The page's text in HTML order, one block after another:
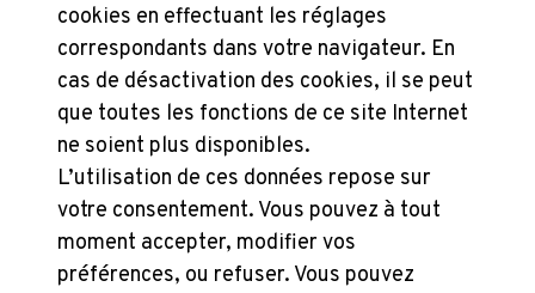
cookies en effectuant les réglages
correspondants dans votre navigateur. En
cas de désactivation des cookies, il se peut
que toutes les fonctions de ce site Internet
ne soient plus disponibles.
L’utilisation de ces données repose sur
votre consentement. Vous pouvez à tout
moment accepter, modifier vos
préférences, ou refuser. Vous pouvez